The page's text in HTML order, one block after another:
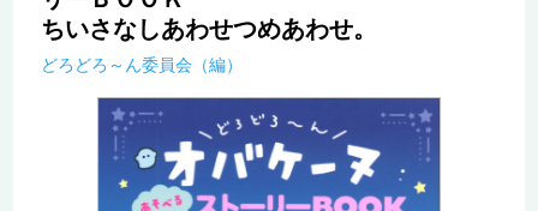
ちいさなしあわせつめあわせ。
どろどろ～ん委員会（編）